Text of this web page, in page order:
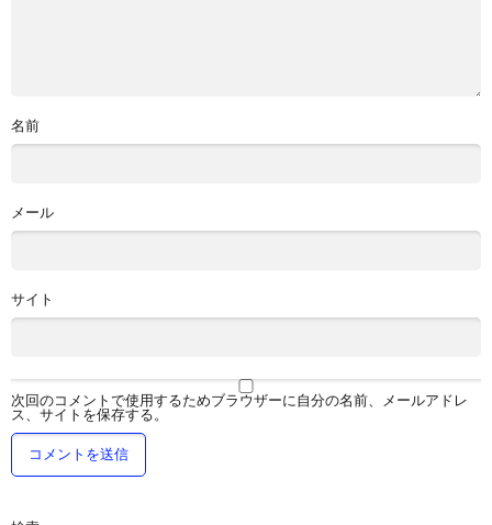
名前
メール
サイト
次回のコメントで使用するためブラウザーに自分の名前、メールアドレ
ス、サイトを保存する。